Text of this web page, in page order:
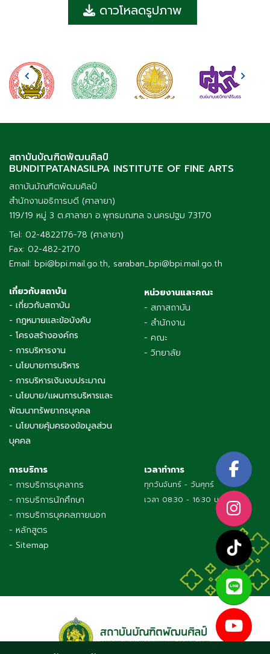
ดาวโหลดรูปภาพ
สถาบันบัณฑิตพัฒนศิลป์
BUNDITPATANASILPA INSTITUTE OF FINE ARTS
สถาบันบัณฑิตพัฒนศิลป์
สำนักงานอธิการบดี (ศาลายา)
119/19 หมู่ 3 ต.ศาลายา อ.พุทธมณฑล จ.นครปฐม 73170
Tel: 02-4822176-78 (ศาลายา)
Fax: 02-482-2170
Email: bpi@bpi.mail.go.th, saraban_bpi@bpi.mail.go.th
เกี่ยวกับสถาบัน
- เกี่ยวกับสถาบัน
- กฎหมายและข้อบังคับ
- โครงสร้างองค์กร
- การบริหารงาน
- นโยบายการบริหาร
- การบริหารเงินงบประมาณ
- นโยบาย/แผนการบริหารและ
พัฒนาทรัพยากรบุคคล
- นโยบายคุ้มครองข้อมูลส่วน
บุคคล
หน่วยงานและคณะ
- สภาสถาบัน
- สำนักงาน
- คณะ
- วิทยาลัย
การบริการ
- การบริการบุคลากร
- การบริการนักศึกษา
- การบริการบุคคลภายนอก
- หลักสูตร
- Sitemap
เวลาทำการ
ทุกวันจันทร์ - วันศุกร์
เวลา 08:30 - 16:30 น.